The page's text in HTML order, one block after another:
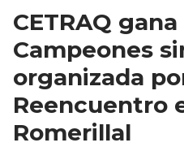
CETRAQ
Campeones
organizada
Reencuentro
Romerillal